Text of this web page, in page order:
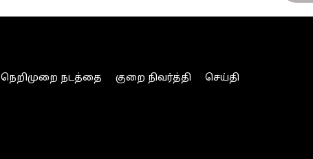
நெறிமுறை நடத்தை குறை நிவர்த்தி
செய்தி